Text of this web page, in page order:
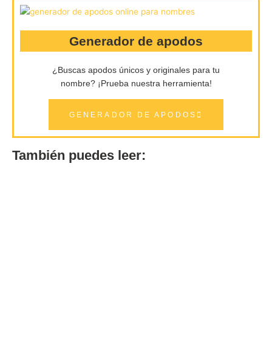
Generador de apodos
¿Buscas apodos únicos y originales para tu
nombre? ¡Prueba nuestra herramienta!
GENERADOR DE APODOS
También puedes leer: